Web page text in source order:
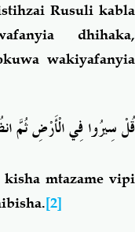
Rusuli kabla
dhihaka,
wakiyafanyia
قُلْ سِيرُوا فِي الْأَرْضِ ثُمَّ
mtazame vipi
[2]